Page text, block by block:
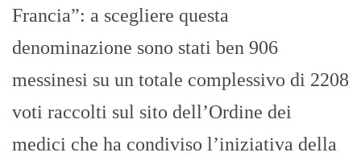
Francia”: a scegliere questa
denominazione sono stati ben 906
messinesi su un totale complessivo di 2208
voti raccolti sul sito dell’Ordine dei
medici che ha condiviso l’iniziativa della